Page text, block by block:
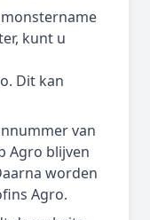
kunt u
Dit kan
van
Agro blijven
worden
Agro.